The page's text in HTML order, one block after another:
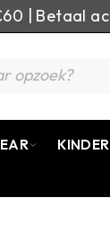
| Betaal